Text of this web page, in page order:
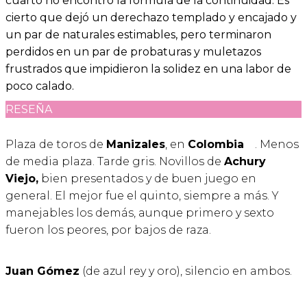
cierto que dejó un derechazo templado y encajado y
un par de naturales estimables, pero terminaron
perdidos en un par de probaturas y muletazos
frustrados que impidieron la solidez en una labor de
poco calado.
RESEÑA
Plaza de toros de Manizales , en Colombia
. Menos
de media plaza. Tarde gris. Novillos de Achury
Viejo, bien presentados y de buen juego en
general. El mejor fue el quinto, siempre a más. Y
manejables los demás, aunque primero y sexto
fueron los peores, por bajos de raza.
Juan Gómez (de azul rey y oro), silencio en ambos.